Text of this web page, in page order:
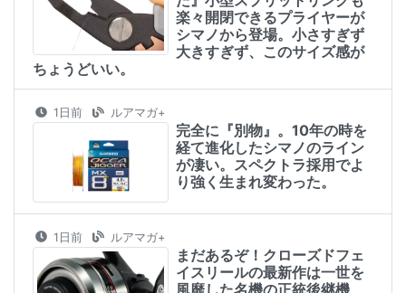
楽々開閉できるプライヤーが
シマノから登場。小さすぎず
大きすぎず、このサイズ感が
ちょうどいい。
1日前 ルアマガ+
完全に『別物』。10年の時を
経て進化したシマノのライン
が凄い。スペクトラ採用でよ
り強く生まれ変わった。
1日前 ルアマガ+
まだあるぞ！クローズドフェ
イスリールの最新作は一世を
風靡した名機の正統後継機